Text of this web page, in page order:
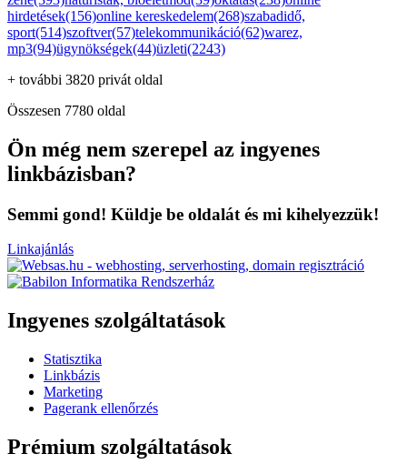
hirdetések(156)online kereskedelem(268)szabadidő,
sport(514)szoftver(57)telekommunikáció(62)warez,
mp3(94)ügynökségek(44)üzleti(2243)
+ további 3820 privát oldal
Összesen 7780 oldal
Ön még nem szerepel az ingyenes
linkbázisban?
Semmi gond! Küldje be oldalát és mi kihelyezzük!
Linkajánlás
Ingyenes szolgáltatások
Statisztika
Linkbázis
Marketing
Pagerank ellenőrzés
Prémium szolgáltatások